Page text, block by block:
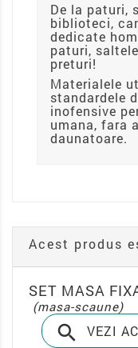
De la paturi,
biblioteci,
dedicate
paturi,
preturi!
Materialele
standardele
inofensive
umana, fara
daunatoare.
Acest produs
SET MASA
(masa-scaune)
 VEZI